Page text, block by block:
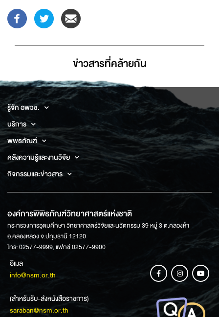
ข่าวสารที่่คล้ายกัน
รู้จัก อพวช.
บริการ
พิพิธภัณฑ์
คลังความรู้และงานวิจัย
กิจกรรมและข่าวสาร
องค์การพิพิธภัณฑ์วิทยาศาสตร์แห่งชาติ
กระทรวงการอุดมศึกษา วิทยาศาสตร์วิจัยและนวัตกรรม 39 หมู่ 3 ต.คลองห้า
อ.คลองหลวง จ.ปทุมธานี 12120
โทร: 02577-9999, แฟกซ์ 02577-9900
อีเมล
info@nsm.or.th
(สำหรับรับ-ส่งหนังสือราชการ)
saraban@nsm.or.th